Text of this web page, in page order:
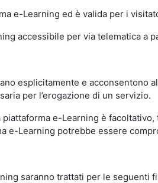
e-Learning ed è valida per i
accessibile per via telematica a
esplicitamente e acconsentono
per l’erogazione di un servizio.
e-Learning è
e-Learning potrebbe essere
saranno trattati per le seguenti